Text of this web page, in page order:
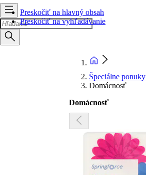
Preskočiť na hlavný obsah
Preskočiť na vyhľadávanie
Špeciálne ponuky
Domácnosť
Domácnosť